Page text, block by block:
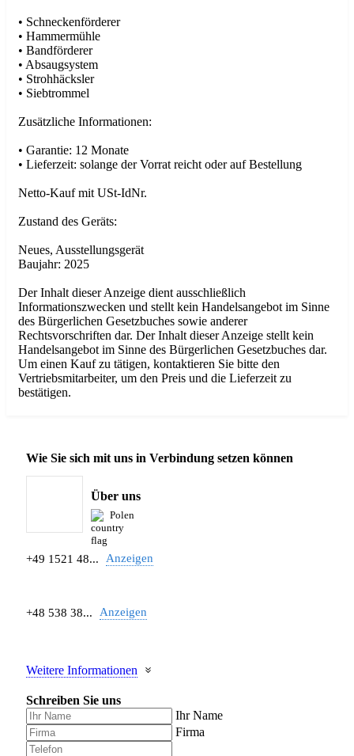
• Schneckenförderer
• Hammermühle
• Bandförderer
• Absaugsystem
• Strohhäcksler
• Siebtrommel
Zusätzliche Informationen:
• Garantie: 12 Monate
• Lieferzeit: solange der Vorrat reicht oder auf Bestellung
Netto-Kauf mit USt-IdNr.
Zustand des Geräts:
Neues, Ausstellungsgerät
Baujahr: 2025
Der Inhalt dieser Anzeige dient ausschließlich
Informationszwecken und stellt kein Handelsangebot im Sinne
des Bürgerlichen Gesetzbuches sowie anderer
Rechtsvorschriften dar. Der Inhalt dieser Anzeige stellt kein
Handelsangebot im Sinne des Bürgerlichen Gesetzbuches dar.
Um einen Kauf zu tätigen, kontaktieren Sie bitte den
Vertriebsmitarbeiter, um den Preis und die Lieferzeit zu
bestätigen.
Wie Sie sich mit uns in Verbindung setzen können
Über uns
Polen
+49 1521 48... Anzeigen
+48 538 38... Anzeigen
Weitere Informationen
Schreiben Sie uns
Ihr Name
Firma